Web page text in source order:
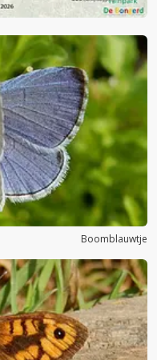
Boomblauwtje